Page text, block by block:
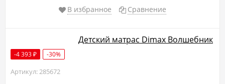
В избранное
Сравнение
Детский матрас Dimax Волшебник
-4 393 ₽ -30%
Артикул: 285672